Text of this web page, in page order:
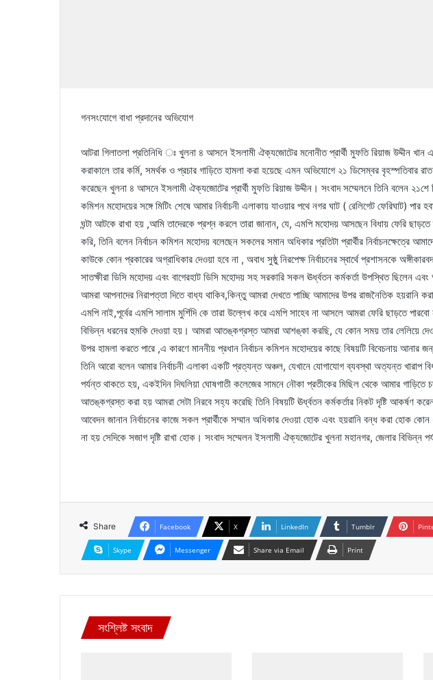
গনসংযোগে বাধা প্রদানের অভিযোগ
আটরা গিলাতলা প্রতিনিধি ঃ খুলনা ৪ আসনে ইসলামী ঐক্যজোটের মনোনীত প্রার্থী মুফতি রিয়াজ উদ্দীন খান
করাকালে তার কর্মি, সমর্থক ও প্রচার গাড়িতে হামলা করা হয়েছে এমন অভিযোগে ২১ ডিসেম্বর বৃহস্পতিবার
করেছেন খুলনা ৪ আসনে ইসলামী ঐক্যজোটের প্রার্থী মুফতি রিয়াজ উদ্দীন। সংবাদ সম্মেলনে তিনি বলেন ২১শে
কমিশন মহোদয়ের সঙ্গে মিটিং শেষে আমার নির্বাচনী এলাকায় যাওয়ার পথে নগর ঘাট ( রেলিগেট ফেরিঘাট)
ঘন্টা আটকে রাখা হয় ,আমি তাদেরকে প্রশ্ন করলে তারা জানান, যে, এমপি মহোদয় আসছেন বিধায় ফেরি
করি, তিনি বলেন নির্বাচন কমিশন মহোদয় বলেছেন সকলের সমান অধিকার প্রতিটা প্রার্থীর নির্বাচনক্ষেত্রে
কাউকে কোন প্রকারের অগ্রাধিকার দেওয়া হবে না , অবাধ সুষ্ঠু নিরপেক্ষ নির্বাচনের স্বার্থে প্রশাসনকে
সাতক্ষীরা ডিসি মহোদয় এবং বাগেরহাট ডিসি মহোদয় সহ সরকারি সকল ঊর্ধ্বতন কর্মকর্তা উপস্থিত ছিলেন
আমরা আপনাদের নিরাপত্তা দিতে বাধ্য থাকিব,কিন্তু আমরা দেখতে পাচ্ছি আমাদের উপর রাজনৈতিক হয়রানি
এমপি নাই,পূর্বের এমপি সালাম মুর্শিদি কে তারা উল্লেখ করে এমপি সাহেব না আসলে আমরা ফেরি ছাড়তে
বিভিন্ন ধরনের হুমকি দেওয়া হয়। আমরা আতঙ্কগ্রস্ত আমরা আশঙ্কা করছি, যে কোন সময় তার লেলিয়ে
উপর হামলা করতে পারে ,এ কারণে মাননীয় প্রধান নির্বাচন কমিশন মহোদয়ের কাছে বিষয়টি বিবেচনায়
তিনি আরো বলেন আমার নির্বাচনী এলাকা একটি প্রত্যন্ত অঞ্চল, যেখানে যোগাযোগ ব্যবস্থা অত্যন্ত খারাপ
পর্যন্ত থাকতে হয়, একইদিন দিঘলিয়া ঘোষগাতী কলেজের সামনে নৌকা প্রতীকের মিছিল থেকে আমার গাড়িতে
আতঙ্কগ্রস্ত করা হয় আমরা সেটা নিরবে সহ্য করেছি তিনি বিষয়টি ঊর্ধ্বতন কর্মকর্তার নিকট দৃষ্টি আকর্ষণ
আবেদন জানান নির্বাচনের কাজে সকল প্রার্থীকে সম্মান অধিকার দেওয়া হোক এবং হয়রানি বন্ধ করা হোক কোন
না হয় সেদিকে সজাগ দৃষ্টি রাখা হোক। সংবাদ সম্মেলন ইসলামী ঐক্যজোটের খুলনা মহানগর, জেলার বিভিন্ন
Share Facebook X LinkedIn Tumblr
Skype Messenger Share via Email Print
সংশ্লিষ্ট সংবাদ